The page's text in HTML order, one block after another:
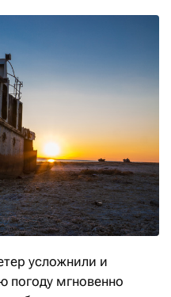
усложнили и
погоду мгновенно